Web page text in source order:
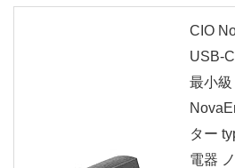
CIO
USB-
最小
ター
電器